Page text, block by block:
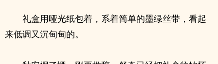
礼盒用哑光纸包着，系着简单的墨绿丝带，看起
来低调又沉甸甸的。